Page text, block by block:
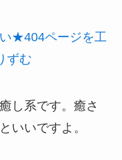
★404ページを工
ずむ
し系です。癒さ
いいですよ。